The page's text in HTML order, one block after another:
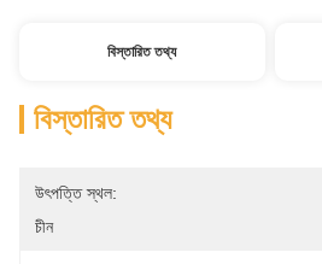
বিস্তারিত তথ্য
বিস্তারিত তথ্য
উৎপত্তি স্থল:
চীন